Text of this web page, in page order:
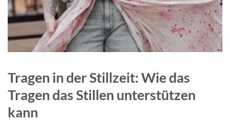
Tragen in der Stillzeit: Wie das
Tragen das Stillen unterstützen
kann